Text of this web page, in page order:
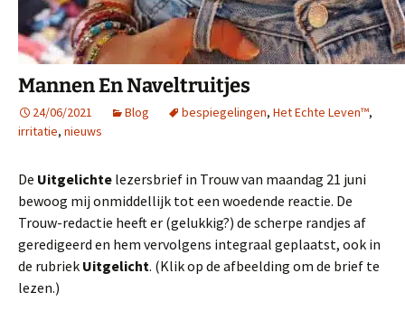
Mannen En Naveltruitjes
24/06/2021 Blog bespiegelingen, Het Echte Leven™,
irritatie, nieuws
De Uitgelichte lezersbrief in Trouw van maandag 21 juni
bewoog mij onmiddellijk tot een woedende reactie. De
Trouw-redactie heeft er (gelukkig?) de scherpe randjes af
geredigeerd en hem vervolgens integraal geplaatst, ook in
de rubriek Uitgelicht. (Klik op de afbeelding om de brief te
lezen.)